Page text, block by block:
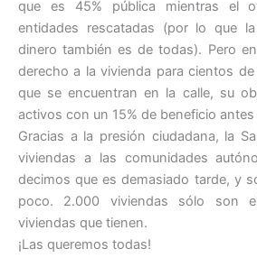
que es 45% pública mientras el
entidades rescatadas (por lo que
dinero también es de todas). Pero
derecho a la vivienda para cientos
que se encuentran en la calle, su
activos con un 15% de beneficio antes
Gracias a la presión ciudadana, la
viviendas a las comunidades
decimos que es demasiado tarde, y
poco. 2.000 viviendas sólo son
viviendas que tienen.
¡Las queremos todas!